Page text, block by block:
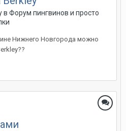
в Форум пингвинов и просто
Нижнего Новгорода можно